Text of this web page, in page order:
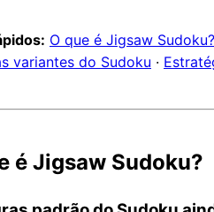
O que é Jigsaw Sudoku?
variantes do Sudoku ·
é Jigsaw Sudoku?